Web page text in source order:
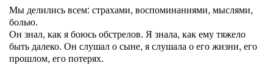
Мы делились всем: страхами, воспоминаниями, мыслями,
болью.
Он знал, как я боюсь обстрелов. Я знала, как ему тяжело
быть далеко. Он слушал о сыне, я слушала о его жизни, его
прошлом, его потерях.